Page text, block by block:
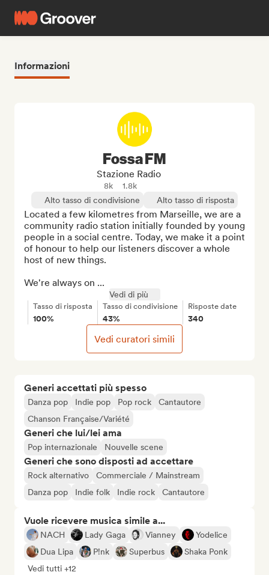
Informazioni
Generi accettati più spesso
Danza pop Indie pop Pop rock
Cantautore
Chanson Française/Variété
Generi che lui/lei ama
Pop internazionale Nouvelle scene
Generi che sono disposti ad accettare
Rock alternativo
Commerciale / Mainstream
Danza pop
Indie folk Indie rock Cantautore
Vuole ricevere musica simile a...
NACH Lady Gaga Vianney
Yodelice
Dua Lipa
P!nk Superbus
Shaka Ponk
Vedi tutti +12
Fossa FM
Stazione Radio
8k
1.8k
Alto tasso di condivisione
Alto tasso di risposta
Located a few kilometres from Marseille, we are a
community radio station initially founded by young
people in a social centre. Today, we make it a point
of honour to help our listeners discover a whole
host of new things.
We're always on ...
Vedi di più
Tasso di risposta
100%
Tasso di condivisione
43%
Risposte date
340
Vedi curatori simili